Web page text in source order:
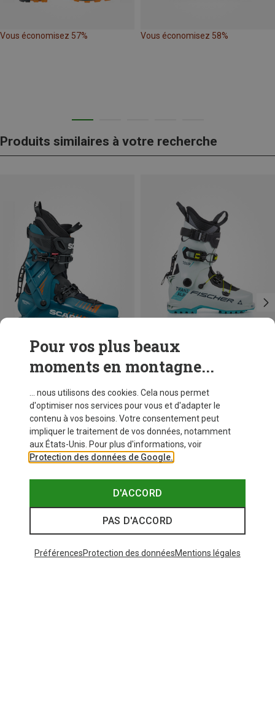
Vous économisez 57% Vous économisez 58%
Produits similaires à votre recherche
Vous économisez 57% Vous économisez 58%
Pour vos plus beaux
moments en montagne...
... nous utilisons des cookies. Cela nous permet
d'optimiser nos services pour vous et d'adapter le
contenu à vos besoins. Votre consentement peut
impliquer le traitement de vos données, notamment
aux États-Unis. Pour plus d'informations, voir
Protection des données de Google.
D'ACCORD
PAS D'ACCORD
PréférencesProtection des donnéesMentions légales